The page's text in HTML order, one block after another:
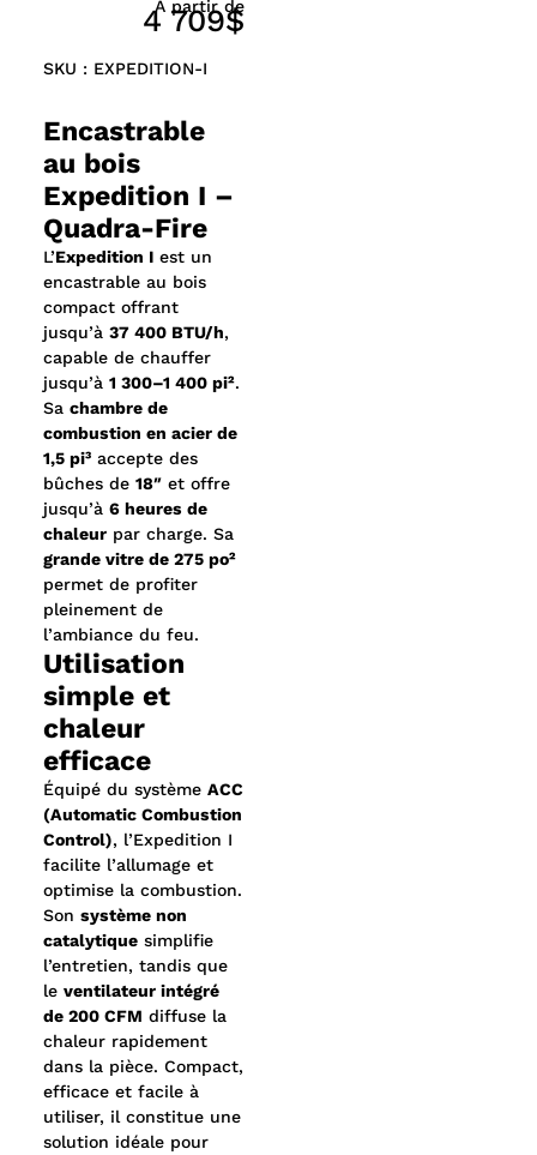
À partir de
4 709$
SKU : EXPEDITION-I
Encastrable
au bois
Expedition I –
Quadra-Fire
L’Expedition I est un
encastrable au bois
compact offrant
jusqu’à37 400 BTU/h,
capable de chauffer
jusqu’à1 300–1 400 pi².
Sachambre de
combustion en acier de
1,5 pi³ accepte des
bûches de18″ et offre
jusqu’à6 heures de
chaleur par charge. Sa
grande vitre de 275 po²
permet de profiter
pleinement de
l’ambiance du feu.
Utilisation
simple et
chaleur
efficace
Équipé du systèmeACC
(Automatic Combustion
Control), l’Expedition I
facilite l’allumage et
optimise la combustion.
Sonsystème non
catalytique simplifie
l’entretien, tandis que
leventilateur intégré
de 200 CFM diffuse la
chaleur rapidement
dans la pièce. Compact,
efficace et facile à
utiliser, il constitue une
solution idéale pour
Contrôle automatique de la combustion (ACC)
Chambre de combustion robuste en acier
Ventilateur puissant de 200 CFM pour une
diffusion rapide et uniforme de la chaleur
Système de combustion non catalytique pour un
fonctionnement simple et un entretien réduit
Capacité pour bûches jusqu’à 18 pouces
Autonomie pouvant atteindre environ 6 heures
par charge de bois
Design affleurant moderne s’intégrant
facilement à la plupart des ouvertures de foyer
Zone de visualisation : 275 po²